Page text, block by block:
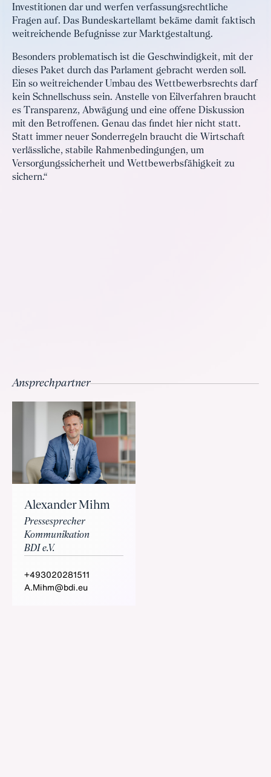
Investitionen dar und werfen verfassungsrechtliche
Fragen auf. Das Bundeskartellamt bekäme damit faktisch
weitreichende Befugnisse zur Marktgestaltung.
Besonders problematisch ist die Geschwindigkeit, mit der
dieses Paket durch das Parlament gebracht werden soll.
Ein so weitreichender Umbau des Wettbewerbsrechts darf
kein Schnellschuss sein. Anstelle von Eilverfahren braucht
es Transparenz, Abwägung und eine offene Diskussion
mit den Betroffenen. Genau das findet hier nicht statt.
Statt immer neuer Sonderregeln braucht die Wirtschaft
verlässliche, stabile Rahmenbedingungen, um
Versorgungssicherheit und Wettbewerbsfähigkeit zu
sichern.“
Ansprechpartner
Alexander Mihm
Pressesprecher
Kommunikation
BDI e.V.
+493020281511
A.Mihm@bdi.eu